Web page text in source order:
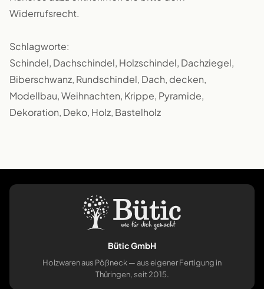
Widerrufsrecht.
Schlagworte:
Schindel, Dachschindel, Holzschindel, Dachziegel,
Biberschwanz, Rundschindel, Dach, decken,
Modellbau, Weihnachten, Krippe, Pyramide,
Dekoration, Deko, Holz, Bastelholz
Bütic GmbH
Holzwaren aus Pößneck — aus eigener Fertigung in
Thüringen, seit 2015.